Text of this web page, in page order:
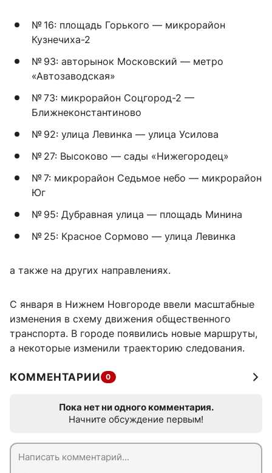
№ 16: площадь Горького — микрорайон
Кузнечиха-2
№ 93: авторынок Московский — метро
«Автозаводская»
№ 73: микрорайон Соцгород-2 —
Ближнеконстантиново
№ 92: улица Левинка — улица Усилова
№ 27: Высоково — сады «Нижегородец»
№ 7: микрорайон Седьмое небо — микрорайон
Юг
№ 95: Дубравная улица — площадь Минина
№ 25: Красное Сормово — улица Левинка
а также на других направлениях.
С января в Нижнем Новгороде ввели масштабные
изменения в схему движения общественного
транспорта. В городе появились новые маршруты,
а некоторые изменили траекторию следования.
КОММЕНТАРИИ 0
Пока нет ни одного комментария.
Начните обсуждение первым!